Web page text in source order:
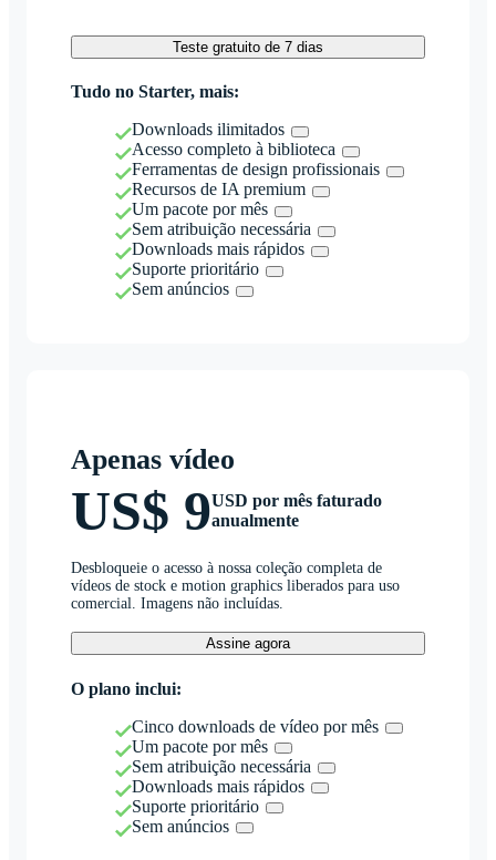
Teste gratuito de 7 dias
Tudo no Starter, mais:
Downloads ilimitados
Acesso completo à biblioteca
Ferramentas de design profissionais
Recursos de IA premium
Um pacote por mês
Sem atribuição necessária
Downloads mais rápidos
Suporte prioritário
Sem anúncios
Apenas vídeo
US$ 9USD por mês faturado
anualmente
Desbloqueie o acesso à nossa coleção completa de
vídeos de stock e motion graphics liberados para uso
comercial. Imagens não incluídas.
Assine agora
O plano inclui:
Cinco downloads de vídeo por mês
Um pacote por mês
Sem atribuição necessária
Downloads mais rápidos
Suporte prioritário
Sem anúncios